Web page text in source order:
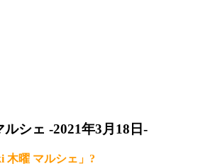
シェ -2021年3月18日-
木曜 マルシェ」?